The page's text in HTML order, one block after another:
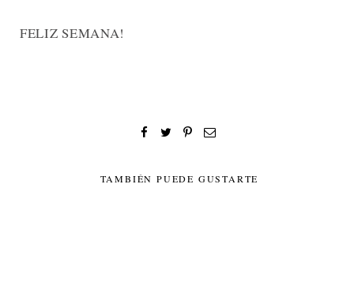
FELIZ SEMANA!
TAMBIÉN PUEDE GUSTARTE